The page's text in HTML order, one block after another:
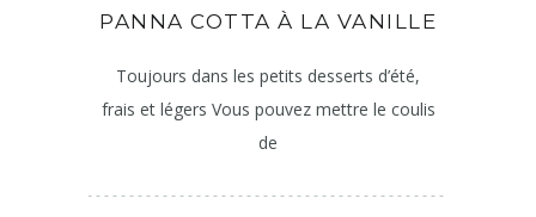
PANNA COTTA À LA VANILLE
Toujours dans les petits desserts d’été,
frais et légers Vous pouvez mettre le coulis
de